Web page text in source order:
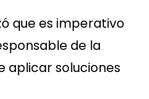
que es imperativo
de la
aplicar soluciones